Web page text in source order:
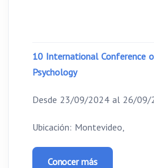
10 International Conference
Psychology
Desde 23/09/2024 al 26/09/
Ubicación: Montevideo,
Conocer más